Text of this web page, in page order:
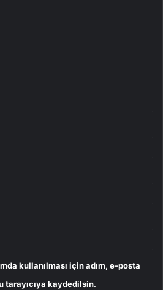
kullanılması için adım, e-posta
tarayıcıya kaydedilsin.